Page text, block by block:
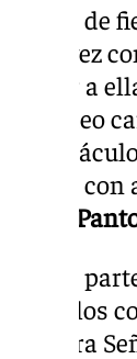
El edil de
cada vez
acudir a
el tardeo
Mayor
Silvia
Por su
todos los
Nuestra